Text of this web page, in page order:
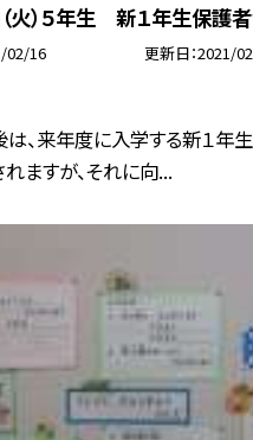
（火）５年生 新１年生保護
02/16 更新日 2021/
、来年度に入学する新１年
ますが、それに向...